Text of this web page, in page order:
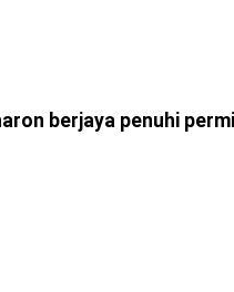
berjaya penuhi